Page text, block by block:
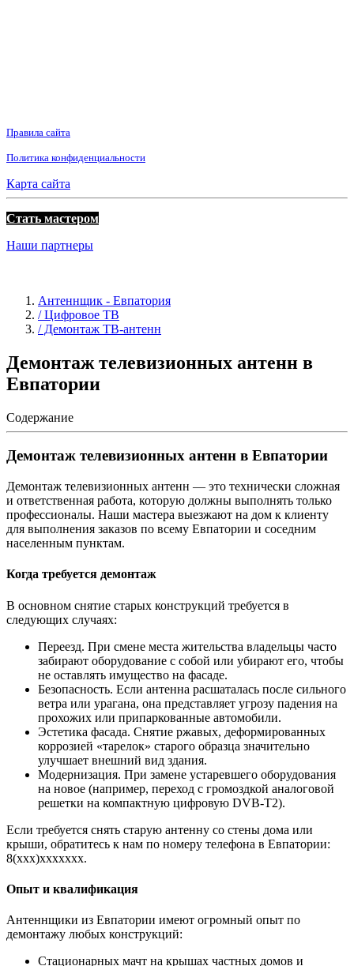
Правила сайта
Политика конфиденциальности
Карта сайта
Стать мастером
Наши партнеры
Антеннщик - Евпатория
/ Цифровое ТВ
/ Демонтаж ТВ-антенн
Демонтаж телевизионных антенн в
Евпатории
Содержание
Демонтаж телевизионных антенн в Евпатории
Демонтаж телевизионных антенн — это технически сложная
и ответственная работа, которую должны выполнять только
профессионалы. Наши мастера выезжают на дом к клиенту
для выполнения заказов по всему Евпатории и соседним
населенным пунктам.
Когда требуется демонтаж
В основном снятие старых конструкций требуется в
следующих случаях:
Переезд. При смене места жительства владельцы часто
забирают оборудование с собой или убирают его, чтобы
не оставлять имущество на фасаде.
Безопасность. Если антенна расшаталась после сильного
ветра или урагана, она представляет угрозу падения на
прохожих или припаркованные автомобили.
Эстетика фасада. Снятие ржавых, деформированных
коррозией «тарелок» старого образца значительно
улучшает внешний вид здания.
Модернизация. При замене устаревшего оборудования
на новое (например, переход с громоздкой аналоговой
решетки на компактную цифровую DVB-T2).
Если требуется снять старую антенну со стены дома или
крыши, обратитесь к нам по номеру телефона в Евпатории:
8(xxx)xxxxxxx.
Опыт и квалификация
Антеннщики из Евпатории имеют огромный опыт по
демонтажу любых конструкций:
Стационарных мачт на крышах частных домов и